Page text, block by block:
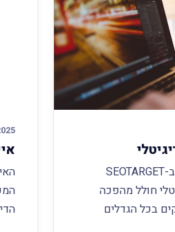
לימודי שיווק ופרסום דיגיטלי ב-SEOTARGET
חולל מהפכה
בכל הגדלים